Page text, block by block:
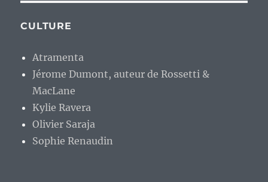
CULTURE
Atramenta
Jérome Dumont, auteur de Rossetti &
MacLane
Kylie Ravera
Olivier Saraja
Sophie Renaudin